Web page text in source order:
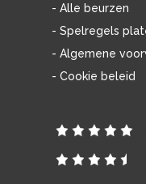
- Alle beurzen
- Spelregels
- Algemene
- Cookie beleid